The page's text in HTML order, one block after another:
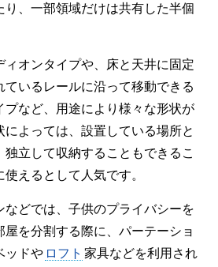
り、一部領域だけは共有した半個
ィオンタイプや、床と天井に固定
いるレールに沿って移動できる
プなど、用途により様々な形状が
よっては、設置している場所と
立して収納することもできるこ
えるとして人気です。
などでは、子供のプライバシーを
を分割する際に、パーテーショ
ッドや ロフト 家具などを利用され